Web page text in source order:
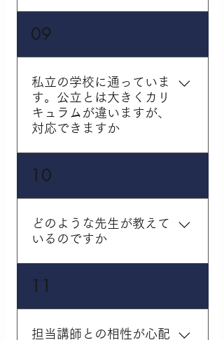
ご希望に合わせた授業を
実施しております。各学
校の定期テストの時期・
範囲について情報を集め
把握しておりますので、
テスト前には個別の授業
内でもテスト対策を実施
す。
09
私立の学校に通っていま
す。公立とは大きくカリ
キュラムが違いますが、
対応できますか
もちろん対応可能です。
勧学院は個別指導の塾で
すので、生徒さんお一人
おひとりに対応して授業
をしております。また、
って指導をしますので、
私立の学校の生徒さんに
10
どのような先生が教えて
いるのですか
勧学院では、筑波大生を
始めとした学生講師に加
え、プロの講師も多数在
籍しております。学生講
11
担当講師との相性が心配